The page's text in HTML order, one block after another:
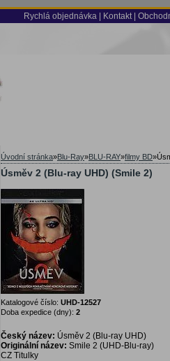
Rychlá objednávka Kontakt
Úvodní stránka»Blu-Ray»BLU-RAY»filmy BD»
Úsměv 2 (Blu-ray UHD) (Smile 2)
Katalogové číslo: UHD-12527
Doba expedice (dny): 2
Český název: Úsměv 2 (Blu-ray UHD)
Originální název: Smile 2 (UHD-Blu-ray)
CZ Titulky